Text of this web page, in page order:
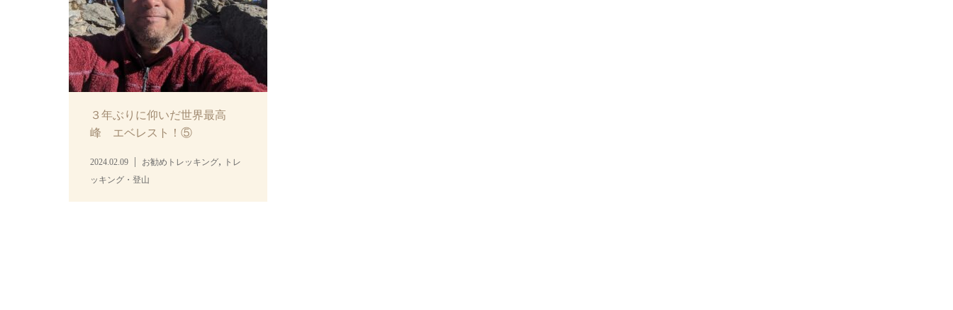
３年ぶりに仰いだ世界最高
峰 エベレスト！⑤
2024.02.09 お勧めトレッキング,
トレ
ッキング・登山